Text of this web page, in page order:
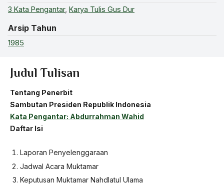
3 Kata Pengantar, Karya Tulis Gus Dur
Arsip Tahun
1985
Judul Tulisan
Tentang Penerbit
Sambutan Presiden Republik Indonesia
Kata Pengantar: Abdurrahman Wahid
Daftar Isi
Laporan Penyelenggaraan
Jadwal Acara Muktamar
Keputusan Muktamar Nahdlatul Ulama